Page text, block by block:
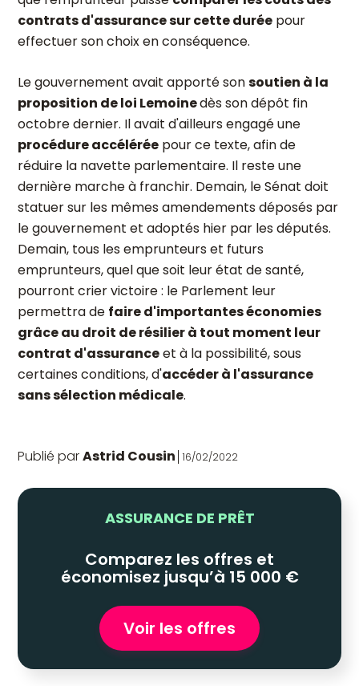
contrats d'assurance sur cette durée pour
effectuer son choix en conséquence.
Le gouvernement avait apporté sonsoutien à la
proposition de loi Lemoinedès son dépôt fin
octobre dernier. Il avait d'ailleurs engagé une
procédure accélérée pour ce texte, afin de
réduire la navette parlementaire. Il reste une
dernière marche à franchir. Demain, le Sénat doit
statuer sur les mêmes amendements déposés par
le gouvernement et adoptés hier par les députés.
Demain, tous les emprunteurs et futurs
emprunteurs, quel que soit leur état de santé,
pourront crier victoire : le Parlement leur
permettra de faire d'importantes économies
grâce au droit de résilier à tout moment leur
contrat d'assuranceet à la possibilité, sous
certaines conditions, d'accéder à l'assurance
sans sélection médicale.
Publié parAstrid Cousin 16/02/2022
ASSURANCE DE PRÊT
Comparez les offres et
économisez jusqu’à 15 000 €
Voir les offres